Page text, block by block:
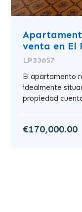
venta en El
LP33657
El apartamento
idealmente
propiedad
€170,000.00